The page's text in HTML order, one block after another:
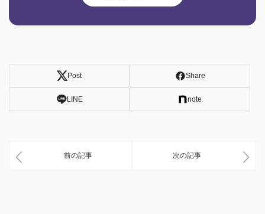
Post Share
LINE note
前の記事 次の記事